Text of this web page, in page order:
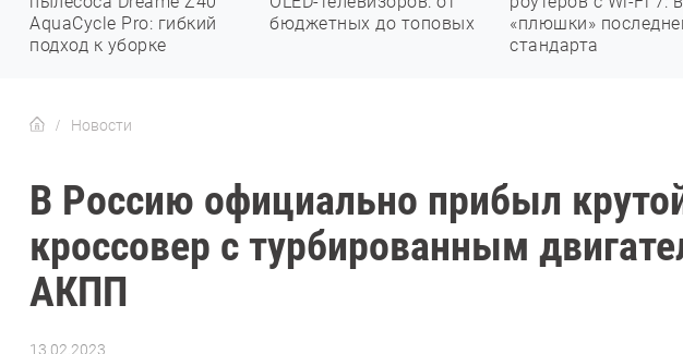
AquaCycle Pro: гибкий
подход к уборке
бюджетных до топовых
«плюшки»
стандарта
Новости
В Россию официально прибыл
кроссовер с турбированным
АКПП
13.02.2023